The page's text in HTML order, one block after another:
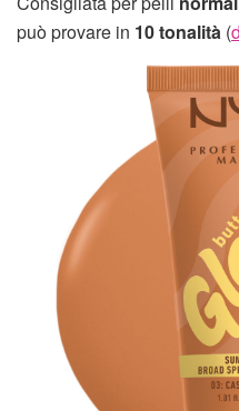
può provare in 10 tonalità (